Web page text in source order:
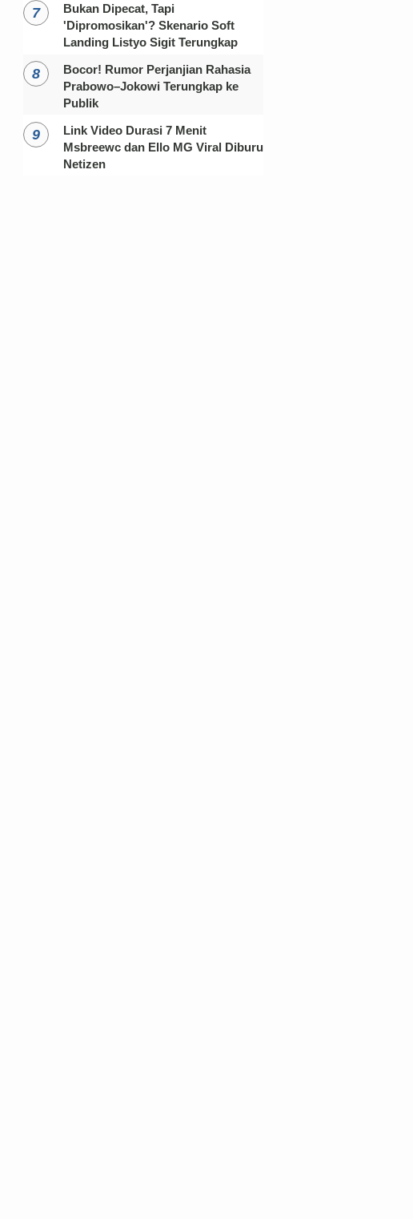
Bukan Dipecat, Tapi
'Dipromosikan'? Skenario Soft
Landing Listyo Sigit Terungkap
Bocor! Rumor Perjanjian Rahasia
Prabowo–Jokowi Terungkap ke
Publik
Link Video Durasi 7 Menit
Msbreewc dan Ello MG Viral Diburu
Netizen